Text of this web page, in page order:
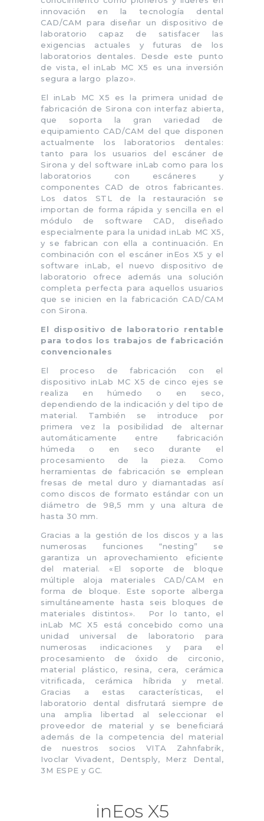
innovación en la tecnología dental
CAD/CAM para diseñar un dispositivo de
laboratorio capaz de satisfacer las
exigencias actuales y futuras de los
laboratorios dentales. Desde este punto
de vista, el inLab MC X5 es una inversión
segura a largo plazo».
El inLab MC X5 es la primera unidad de
fabricación de Sirona con interfaz abierta,
que soporta la gran variedad de
equipamiento CAD/CAM del que disponen
actualmente los laboratorios dentales:
tanto para los usuarios del escáner de
Sirona y del software inLab como para los
laboratorios con escáneres y
componentes CAD de otros fabricantes.
Los datos STL de la restauración se
importan de forma rápida y sencilla en el
módulo de software CAD, diseñado
especialmente para la unidad inLab MC X5,
y se fabrican con ella a continuación. En
combinación con el escáner inEos X5 y el
software inLab, el nuevo dispositivo de
laboratorio ofrece además una solución
completa perfecta para aquellos usuarios
que se inicien en la fabricación CAD/CAM
con Sirona.
El dispositivo de laboratorio rentable
para todos los trabajos de fabricación
convencionales
El proceso de fabricación con el
dispositivo inLab MC X5 de cinco ejes se
realiza en húmedo o en seco,
dependiendo de la indicación y del tipo de
material. También se introduce por
primera vez la posibilidad de alternar
automáticamente entre fabricación
húmeda o en seco durante el
procesamiento de la pieza. Como
herramientas de fabricación se emplean
fresas de metal duro y diamantadas así
como discos de formato estándar con un
diámetro de 98,5 mm y una altura de
hasta 30 mm.
Gracias a la gestión de los discos y a las
numerosas funciones “nesting” se
garantiza un aprovechamiento eficiente
del material. «El soporte de bloque
múltiple aloja materiales CAD/CAM en
forma de bloque. Este soporte alberga
simultáneamente hasta seis bloques de
materiales distintos». Por lo tanto, el
inLab MC X5 está concebido como una
unidad universal de laboratorio para
numerosas indicaciones y para el
procesamiento de óxido de circonio,
material plástico, resina, cera, cerámica
vitrificada, cerámica híbrida y metal.
Gracias a estas características, el
laboratorio dental disfrutará siempre de
una amplia libertad al seleccionar el
proveedor de material y se beneficiará
además de la competencia del material
de nuestros socios VITA Zahnfabrik,
Ivoclar Vivadent, Dentsply, Merz Dental,
3M ESPE y GC.
inEos X5